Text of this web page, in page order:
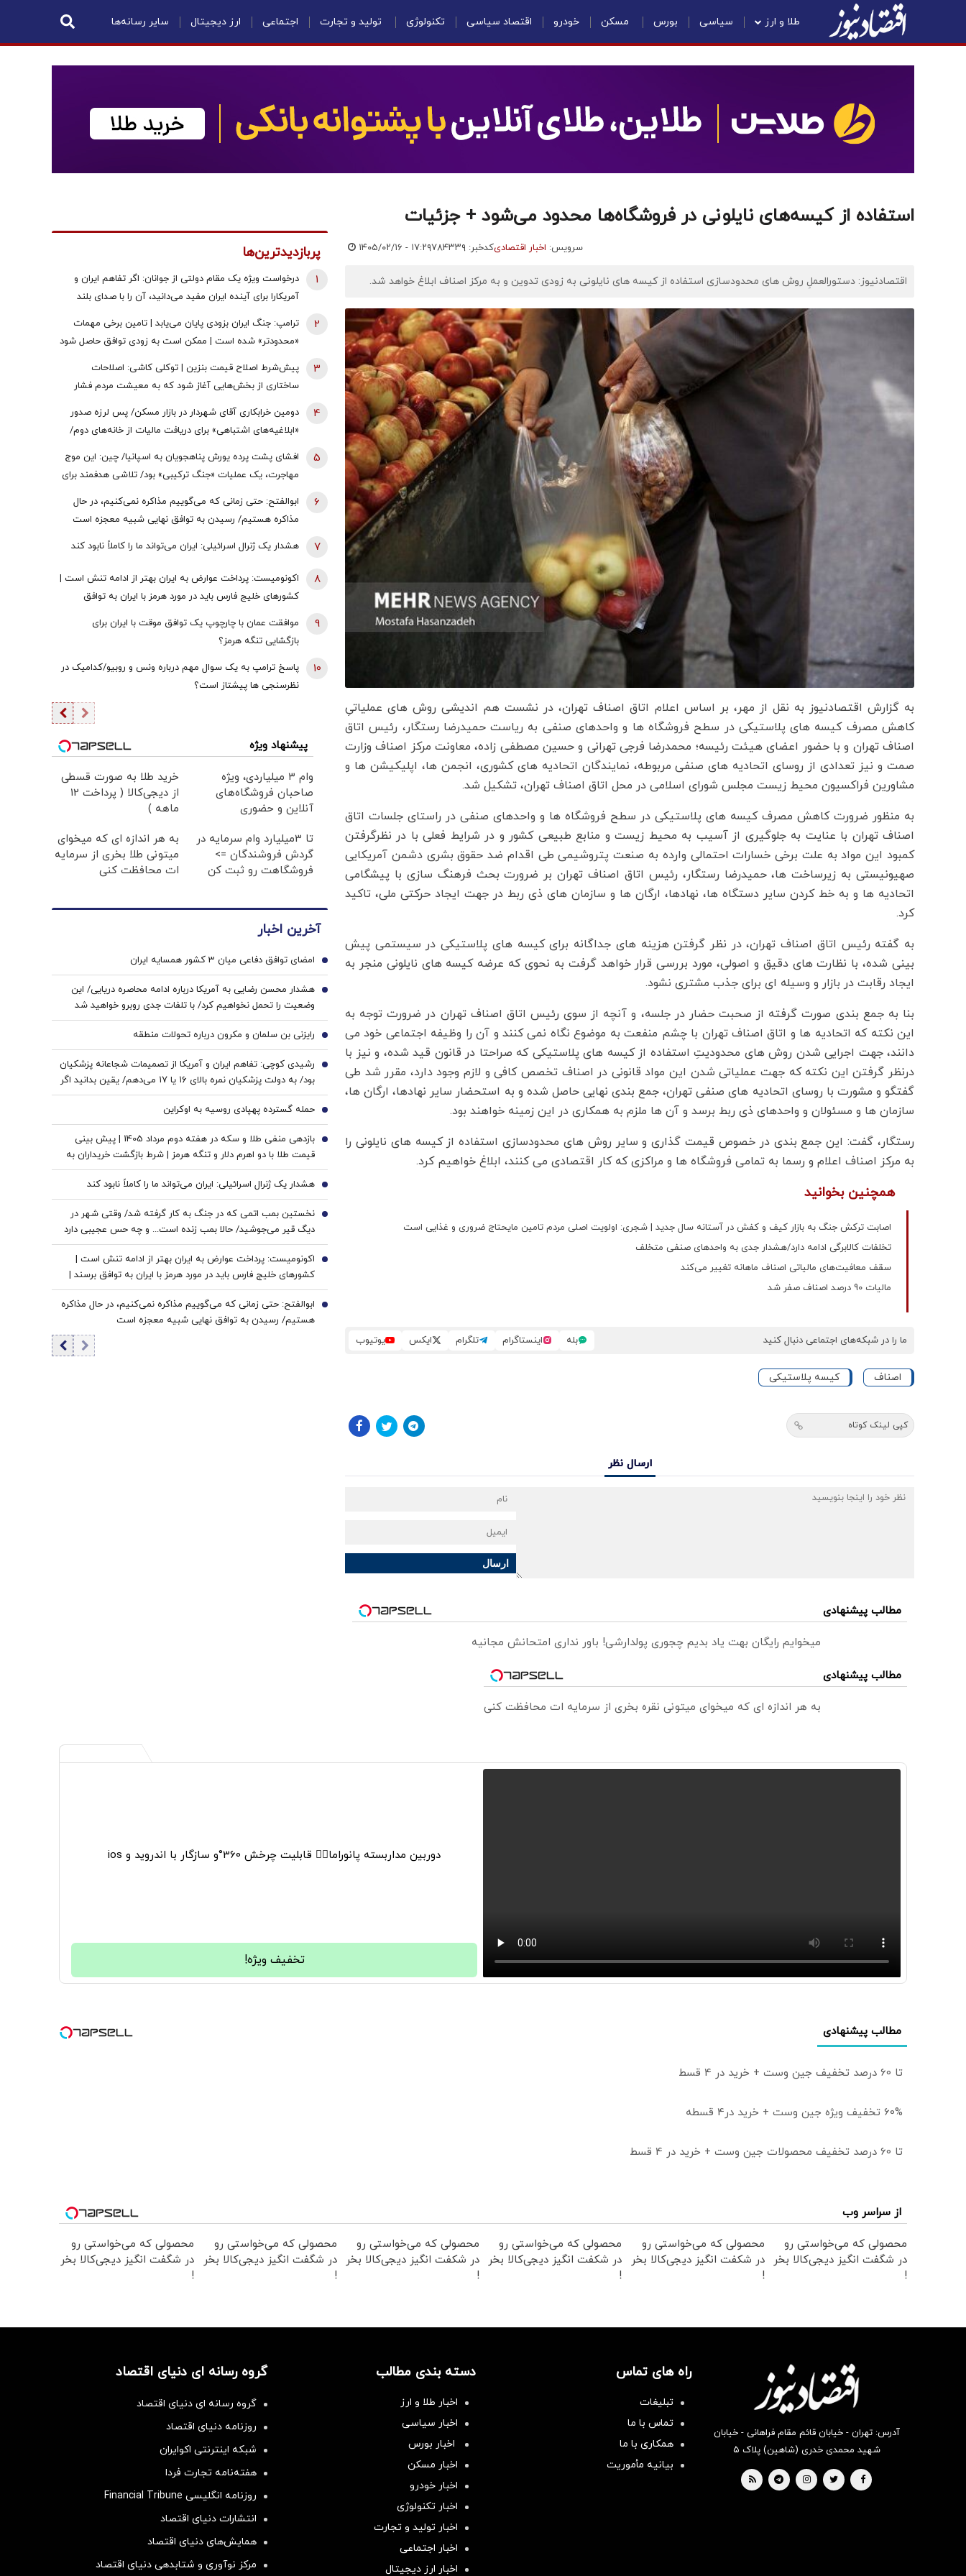
طلا و ارز سیاسی بورس مسکن خودرو اقتصاد سیاسی تکنولوژی تولید و تجارت اجتماعی ارز دیجیتال سایر رسانه‌ها
استفاده از کیسه‌های نایلونی در فروشگاه‌ها محدود می‌شود + جزئیات
سرویس: اخبار اقتصادیکدخبر: ۷۸۴۳۳۹ ۱۴۰۵/۰۲/۱۶ - ۱۷:۲۹
اقتصادنیوز: دستورالعملِ روش های محدودسازی استفاده از کیسه های نایلونی به زودی تدوین و به مرکز اصناف ابلاغ خواهد شد.
به گزارش اقتصادنیوز به نقل از مهر، بر اساس اعلام اتاق اصناف تهران، در نشست هم اندیشی روش های عملیاتیِ
کاهش مصرف کیسه های پلاستیکی در سطح فروشگاه ها و واحدهای صنفی به ریاست حمیدرضا رستگار، رئیس اتاق
اصناف تهران و با حضور اعضای هیئت رئیسه؛ محمدرضا فرجی تهرانی و حسین مصطفی زاده، معاونت مرکز اصناف وزارت
صمت و نیز تعدادی از روسای اتحادیه های صنفی مربوطه، نمایندگان اتحادیه های کشوری، انجمن ها، اپلیکیشن ها و
مشاورین فراکسیون محیط زیست مجلس شورای اسلامی در محل اتاق اصناف تهران، تشکیل شد.
به منظور ضرورت کاهش مصرف کیسه های پلاستیکی در سطح فروشگاه ها و واحدهای صنفی در راستای جلسات اتاق
اصناف تهران با عنایت به جلوگیری از آسیب به محیط زیست و منابع طبیعی کشور و در شرایط فعلی با در نظرگرفتن
کمبود این مواد به علت برخی خسارات احتمالی وارده به صنعت پتروشیمی طی اقدام ضد حقوق بشری دشمن آمریکایی
صهیونیستی به زیرساخت ها، حمیدرضا رستگار، رئیس اتاق اصناف تهران بر ضرورت بحث فرهنگ سازی با پیشگامی
اتحادیه ها و به خط کردن سایر دستگاه ها، نهادها، ارگان ها و سازمان های ذی ربط در جهت ایجاد حرکتی ملی، تاکید
کرد.
به گفته رئیس اتاق اصناف تهران، در نظر گرفتن هزینه های جداگانه برای کیسه های پلاستیکی در سیستمی پیش
بینی شده، با نظارت های دقیق و اصولی، مورد بررسی قرار خواهد گرفت به نحوی که عرضه کیسه های نایلونی منجر به
ایجاد رقابت در بازار و وسیله ای برای جذب مشتری نشود.
بنا به جمع بندی صورت گرفته از صحبت حضار در جلسه، و آنچه از سوی رئیس اتاق اصناف تهران در ضرورت توجه به
این نکته که اتحادیه ها و اتاق اصناف تهران با چشم منفعت به موضوع نگاه نمی کنند و آن را وظیفه اجتماعی خود می
دانند، جهت اجرایی شدن روش های محدودیتِ استفاده از کیسه های پلاستیکی که صراحتا در قانون قید شده، و نیز با
درنظر گرفتن این نکته که جهت عملیاتی شدن این مواد قانونی در اصناف تخصص کافی و لازم وجود دارد، مقرر شد طی
گفتگو و مشورت با روسای اتحادیه های صنفی تهران، جمع بندی نهایی حاصل شده و به استحضار سایر نهادها، ارگان ها،
سازمان ها و مسئولان و واحدهای ذی ربط برسد و آن ها ملزم به همکاری در این زمینه خواهند بود.
رستگار، گفت: این جمع بندی در خصوص قیمت گذاری و سایر روش های محدودسازی استفاده از کیسه های نایلونی را
به مرکز اصناف اعلام و رسما به تمامی فروشگاه ها و مراکزی که کار اقتصادی می کنند، ابلاغ خواهیم کرد.
همچنین بخوانید
اصابت ترکش جنگ به بازار کیف و کفش در آستانه سال جدید | شجری: اولویت اصلی مردم تامین مایحتاج ضروری و غذایی است
تخلفات کالابرگی ادامه دارد/هشدار جدی به واحدهای صنفی متخلف
سقف معافیت‌های مالیاتی اصناف ماهانه تغییر می‌کند
مالیات 90 درصد اصناف صفر شد
ما را در شبکه‌های اجتماعی دنبال کنید بله اینستاگرام تلگرام ایکس یوتیوب
اصناف کیسه پلاستیکی
کپی لینک کوتاه
ارسال نظر
ارسال
مطالب پیشنهادی
میخوایم رایگان بهت یاد بدیم چجوری پولدارشی! باور نداری امتحانش مجانیه
مطالب پیشنهادی
به هر اندازه ای که میخوای میتونی نقره بخری از سرمایه ات محافظت کنی
پربازدیدترین‌ها
درخواست ویژه یک مقام دولتی از جوانان: اگر تفاهم ایران و
آمریکارا برای آینده ایران مفید می‌دانید، آن را با صدای بلند
مطالبه کنید | کنشکر و ‌ذی‌نفع باشید، منفعل نمانید
1
ترامپ: جنگ ایران بزودی پایان می‌یابد | تامین برخی مهمات
«محدودتر» شده است | ممکن است به زودی توافق حاصل شود
2
پیش‌شرط اصلاح قیمت بنزین | توکلی کاشی: اصلاحات
ساختاری از بخش‌هایی آغاز شود که به معیشت مردم فشار
3
دومین خرابکاری آقای شهردار در بازار مسکن/ پس لرزه صدور
«ابلاغیه‌های اشتباهی» برای دریافت مالیات از خانه‌‌های دوم/
4
افشای پشت پرده یورش پناهجویان به اسپانیا/ چین: این موج
مهاجرت، یک عملیات «جنگ ترکیبی» بود/ تلاشی هدفمند برای
اعمال فشار بر دولت «پدرو سانچز»
5
ابوالفتح: حتی زمانی که می‌گوییم مذاکره نمی‌کنیم، در حال
مذاکره هستیم/ رسیدن به توافق نهایی شبیه معجزه است
6
هشدار یک ژنرال اسرائیلی: ایران می‌تواند ما را کاملاً نابود کند 7
اکونومیست: پرداخت عوارض به ایران بهتر از ادامه تنش است |
کشورهای خلیج فارس باید در مورد هرمز با ایران به توافق
8
موافقت عمان با چارچوپ یک توافق موقت با ایران برای
بازگشایی تنگه هرمز؟
9
پاسخ ترامپ به یک سوال مهم درباره ونس و روبیو/کدامیک در
نظرسنجی ها پیشتاز است؟
10
پیشنهاد ویژه
وام ۳ میلیاردی، ویژه
صاحبان فروشگاه‌های
آنلاین و حضوری
خرید طلا به صورت قسطی
از دیجی‌کالا ( پرداخت 12
ماهه )
تا 3میلیارد وام سرمایه در
گردش فروشندگان =>
فروشگاهت رو ثبت کن
به هر اندازه ای که میخوای
میتونی طلا بخری از سرمایه
ات محافظت کنی
آخرین اخبار
امضای توافق دفاعی میان 3 کشور همسایه ایران 1
هشدار محسن رضایی به آمریکا درباره ادامه محاصره دریایی/ این
وضعیت را تحمل نخواهیم کرد/ با تلفات جدی روبرو خواهید شد
2
رایزنی بن سلمان و مکرون درباره تحولات منطقه 3
رشیدی کوچی: تفاهم ایران و آمریکا از تصمیمات شجاعانه پزشکیان
بود/ به دولت پزشکیان نمره بالای ۱۶ یا ۱۷ می‌دهم/ یقین بدانید اگر
هر فرد دیگری جای پزشکیان بود، کشور با مشکلات بزرگی روبه‌رو
می‌شد/ اگر جلیلی رئیس‌جمهور می‌شد...
4
حمله گسترده پهپادی روسیه به اوکراین 5
بازدهی منفی طلا و سکه در هفته دوم مرداد 1405 | پیش بینی
قیمت طلا با دو اهرم دلار و تنگه هرمز | شرط بازگشت خریداران به
بازار
6
هشدار یک ژنرال اسرائیلی: ایران می‌تواند ما را کاملاً نابود کند 7
نخستین بمب اتمی که در جنگ به کار گرفته شد/ وقتی شهر در
دیگ قیر می‌جوشید/ حالا بمب زنده است... و چه حس عجیبی دارد
که پشت سر تو باشد
8
اکونومیست: پرداخت عوارض به ایران بهتر از ادامه تنش است |
کشورهای خلیج فارس باید در مورد هرمز با ایران به توافق برسند |
اعراب در مخمصهِ ترامپ گرفتار شده‌اند
9
ابوالفتح: حتی زمانی که می‌گوییم مذاکره نمی‌کنیم، در حال مذاکره
هستیم/ رسیدن به توافق نهایی شبیه معجزه است
10
دوربین مداربسته پانوراما👈🏻 قابلیت چرخش 360°و سازگار با اندروید و ios
تخفیف ویژه!
مطالب پیشنهادی
تا 60 درصد تخفیف جین وست + خرید در 4 قسط
60% تخفیف ویژه جین وست + خرید در4 قسطه
تا 60 درصد تخفیف محصولات جین وست + خرید در 4 قسط
از سراسر وب
محصولی که می‌خواستی رو
در شگفت انگیز دیجی‌کالا بخر
!
محصولی که می‌خواستی رو
در شکفت انگیز دیجی‌کالا بخر
!
محصولی که می‌خواستی رو
در شکفت انگیز دیجی‌کالا بخر
!
محصولی که می‌خواستی رو
در شکفت انگیز دیجی‌کالا بخر
!
محصولی که می‌خواستی رو
در شگفت انگیز دیجی‌کالا بخر
!
محصولی که می‌خواستی رو
در شگفت انگیز دیجی‌کالا بخر
!
آدرس: تهران - خیابان قائم مقام فراهانی - خیابان
شهید محمدی خدری (شاهین) پلاک ۵
راه های تماس
تبلیغات
تماس با ما
همکاری با ما
بیانیه مأموریت
دسته بندی مطالب
اخبار طلا و ارز
اخبار سیاسی
اخبار بورس
اخبار مسکن
اخبار خودرو
اخبار تکنولوژی
اخبار تولید و تجارت
اخبار اجتماعی
اخبار ارز دیجیتال
گروه رسانه ای دنیای اقتصاد
گروه رسانه ای دنیای اقتصاد
روزنامه دنیای اقتصاد
شبکه اینترنتی اکوایران
هفته‌نامه تجارت فردا
روزنامه انگلیسی Financial Tribune
انتشارات دنیای اقتصاد
همایش‌های دنیای اقتصاد
مرکز نوآوری و شتابدهی دنیای اقتصاد